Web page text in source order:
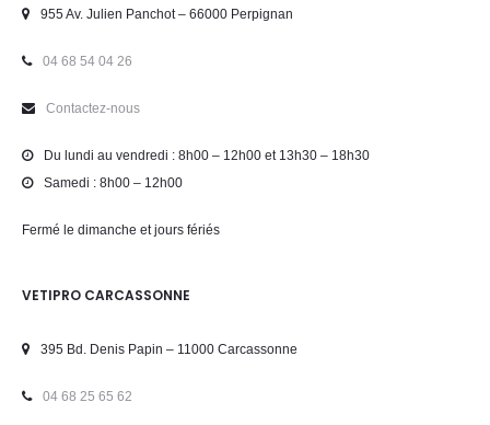
955 Av. Julien Panchot – 66000 Perpignan
04 68 54 04 26
Contactez-nous
Du lundi au vendredi : 8h00 – 12h00 et 13h30 – 18h30
Samedi : 8h00 – 12h00
Fermé le dimanche et jours fériés
VETIPRO CARCASSONNE
395 Bd. Denis Papin – 11000 Carcassonne
04 68 25 65 62